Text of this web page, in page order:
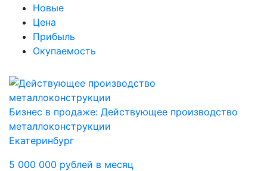
Новые
Цена
Прибыль
Окупаемость
Бизнес в продаже: Действующее производство
металлоконструкции
Екатеринбург
5 000 000 рублей в месяц